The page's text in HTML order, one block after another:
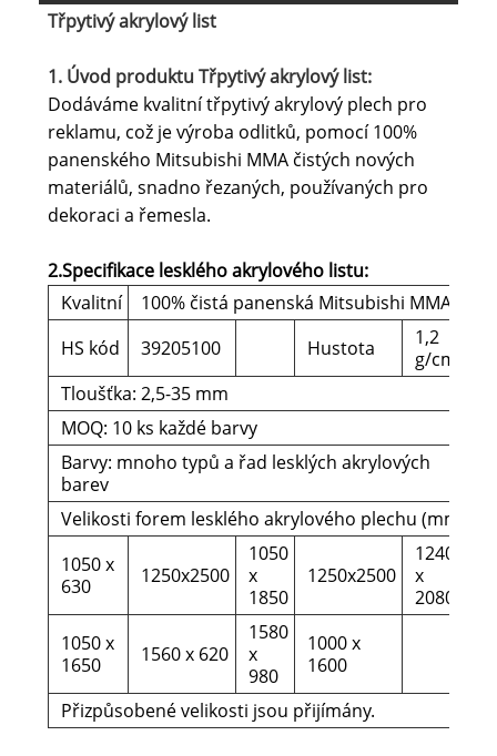
Třpytivý akrylový list
1. Úvod produktu Třpytivý akrylový list:
Dodáváme kvalitní třpytivý akrylový plech pro
reklamu, což je výroba odlitků, pomocí 100%
panenského Mitsubishi MMA čistých nových
materiálů, snadno řezaných, používaných pro
dekoraci a řemesla.
2.Specifikace lesklého akrylového listu:
Kvalitní
100% čistá panenská Mitsubishi MMA
HS kód
39205100 Hustota
1,2
g/cm3
Tloušťka: 2,5-35 mm
MOQ: 10 ks každé barvy
Barvy: mnoho typů a řad lesklých akrylových
barev
Velikosti forem lesklého akrylového plechu (mm)
1050 x
630
1250x2500
1050
x
1850
1250x2500
1240
x
2080
1050 x
1650
1560 x 620
1580
x
980
1000 x
1600
Přizpůsobené velikosti jsou přijímány.